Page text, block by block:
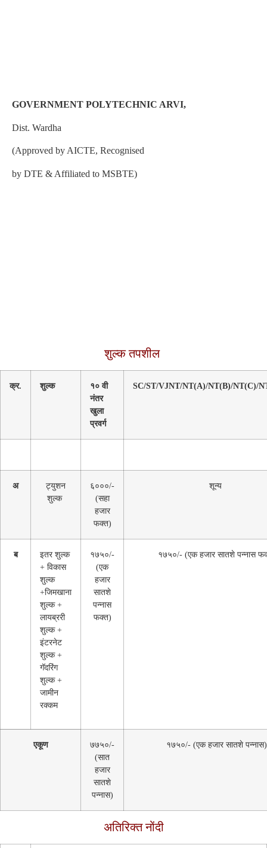
GOVERNMENT POLYTECHNIC ARVI,
Dist. Wardha
(Approved by AICTE, Recognised
by DTE & Affiliated to MSBTE)
शुल्क तपशील
क्र. शुल्क
१० वी
नंतर
खुला
प्रवर्ग
SC/ST/VJNT/NT(A)/NT(B)/NT(C)/
अ
ट्युशन
शुल्क
६०००/-
(सहा
हजार
फक्त)
शून्य
ब
इतर शुल्क
+ विकास
शुल्क
+जिमखाना
शुल्क +
लायब्ररी
शुल्क +
इंटरनेट
शुल्क +
गॅदरिंग
शुल्क +
जामीन
रक्कम
१७५०/-
(एक
हजार
सातशे
पन्नास
फक्त)
१७५०/- (एक हजार सातशे पन्नास
एकूण
७७५०/-
(सात
हजार
सातशे
पन्नास)
१७५०/- (एक हजार सातशे पन्नास)
अतिरिक्त नोंदी